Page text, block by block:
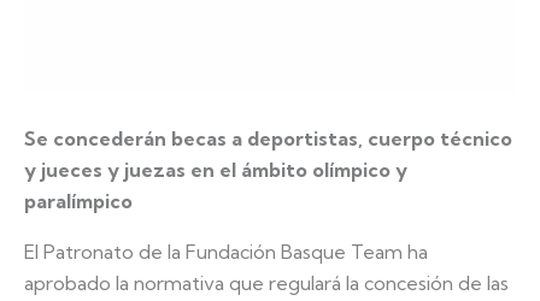
Se concederán becas a deportistas, cuerpo técnico
y jueces y juezas en el ámbito olímpico y
paralímpico
El Patronato de la Fundación Basque Team ha
aprobado la normativa que regulará la concesión de las